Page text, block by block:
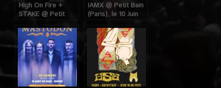
High On Fire +
STAKE @ Petit
Bain (Paris), le 20
Juin 2022
IAMX @ Petit Bain
(Paris), le 10 Juin